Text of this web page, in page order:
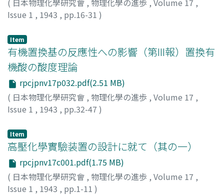
( 日本物理化學研究會 , 物理化學の進歩 , Volume 17 ,
Issue 1 , 1943 , pp.16-31 )
Item
有機置換基の反應性への影響（第III報）置換有
機酸の酸度理論
rpcjpnv17p032.pdf(2.51 MB)
( 日本物理化學研究會 , 物理化學の進歩 , Volume 17 ,
Issue 1 , 1943 , pp.32-47 )
Item
高壓化學實驗装置の設計に就て（其の一）
rpcjpnv17c001.pdf(1.75 MB)
( 日本物理化學研究會 , 物理化學の進歩 , Volume 17 ,
Issue 1 , 1943 , pp.1-11 )